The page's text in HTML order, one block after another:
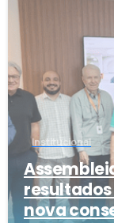
Institucional
nova